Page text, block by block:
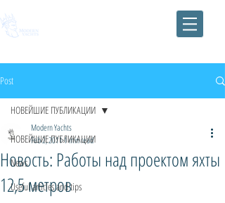
Post
НОВЕЙШИЕ ПУБЛИКАЦИИ
News
Useful articles and tips
НОВЕЙШИЕ ПУБЛИКАЦИИ
Новость: Работы над проектом яхты
12,5 метров
Modern Yachts
Feb 2, 20111 min read